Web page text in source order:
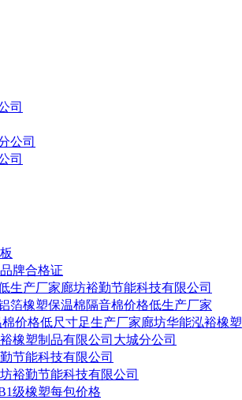
司
公司
司
牌合格证
生产厂家廊坊裕勤节能科技有限公司
箔橡塑保温棉隔音棉价格低生产厂家
价格低尺寸足生产厂家廊坊华能泓裕橡塑
橡塑制品有限公司大城分公司
节能科技有限公司
裕勤节能科技有限公司
级橡塑每包价格